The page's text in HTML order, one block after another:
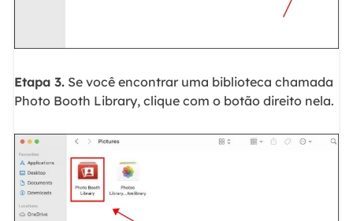
Etapa 3.Se você encontrar uma biblioteca chamada
Photo Booth Library, clique com o botão direito nela.